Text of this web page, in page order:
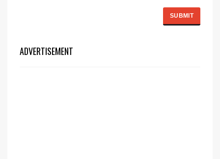
ADVERTISEMENT